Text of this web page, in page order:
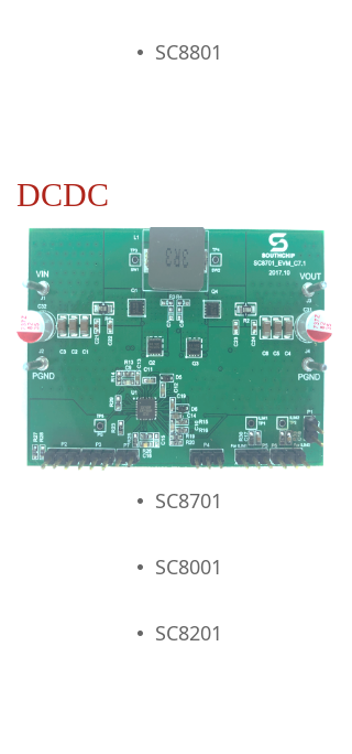
넸 SC8801
넸 SC8701
넸 SC8001
넸 SC8201
DCDC